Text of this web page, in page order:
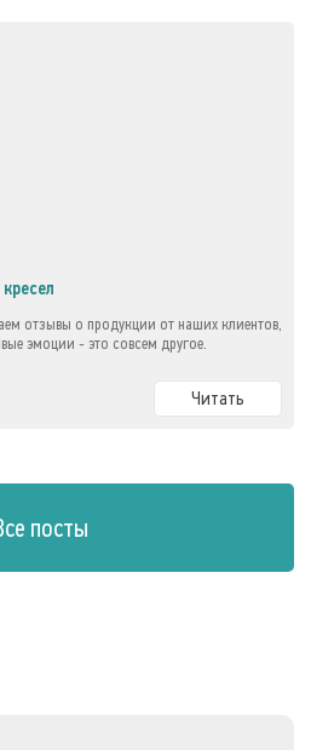
отзывы о продукции от наших клиентов,
эмоции - это совсем другое.
Читать
посты